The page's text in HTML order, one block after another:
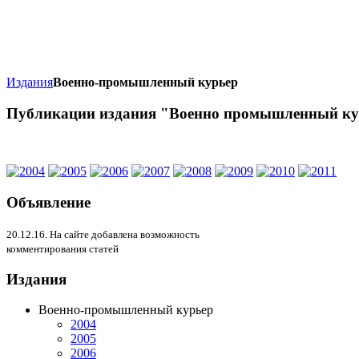
ИзданияВоенно-промышленный курьер
Публикации издания "Военно промышленный
Объявление
20.12.16. На сайте добавлена возможность
комментирования статей
Издания
Военно-промышленный курьер
2004
2005
2006